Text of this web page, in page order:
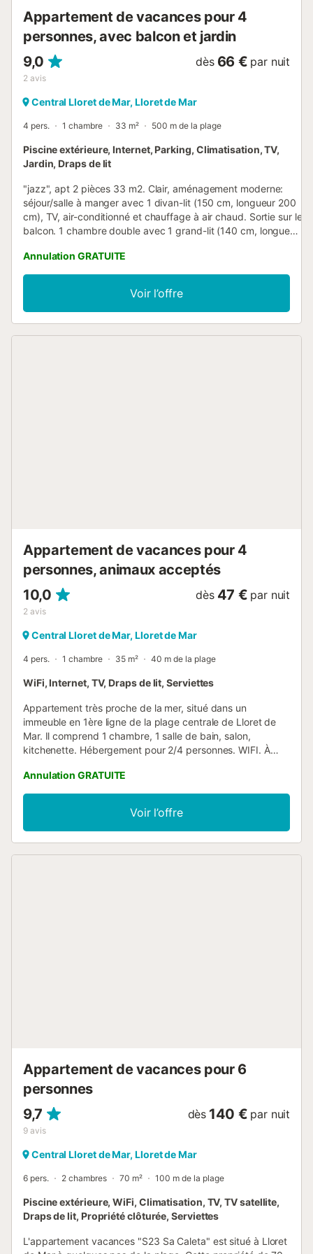
Appartement de vacances pour 4
personnes, avec balcon et jardin
9,0
2 avis
dès 66 € par nuit
Central Lloret de Mar, Lloret de Mar
4 pers. 1 chambre 33 m² 500 m de la plage
Piscine extérieure, Internet, Parking, Climatisation, TV,
Jardin, Draps de lit
"jazz", apt 2 pièces 33 m2. Clair, aménagement moderne:
séjour/salle à manger avec 1 divan-lit (150 cm, longueur 200
cm), TV, air-conditionné et chauffage à air chaud. Sortie sur le
balcon. 1 chambre double avec 1 grand-lit (140 cm, longueur
induction, grille-pain, bouilloire électrique, micro-ondes,
cafetière électrique, Capsules pour machine à café
(Nespresso)) avec table pour les repas, TV, air-conditionné et
chauffage à air chaud. Sortie sur le balcon. Bain/WC. Petit
balcon 3 m2, situation est. Mobilier de balcon. Vue sur la
Annulation GRATUITE
Voir l’offre
Appartement de vacances pour 4
personnes, animaux acceptés
10,0
2 avis
dès 47 € par nuit
Central Lloret de Mar, Lloret de Mar
4 pers. 1 chambre 35 m² 40 m de la plage
WiFi, Internet, TV, Draps de lit, Serviettes
Appartement très proche de la mer, situé dans un
immeuble en 1ère ligne de la plage centrale de Lloret de
Mar. Il comprend 1 chambre, 1 salle de bain, salon,
kitchenette. Hébergement pour 2/4 personnes. WIFI. À
Cuisine américaine: cuisinière électrique, micro-ondes,
réfrigérateur, couverts, casseroles et poêles. Salle de
bains: baignoire, WC, lavabo, miroir, machine à laver. Le
salon: canapé-lit, TV, table avec chaises. L'appartement
est situé en plein centre de la station balnéaire de Lloret de
Annulation GRATUITE
Voir l’offre
Appartement de vacances pour 6
personnes
9,7
9 avis
dès 140 € par nuit
Central Lloret de Mar, Lloret de Mar
6 pers. 2 chambres 70 m² 100 m de la plage
Piscine extérieure, WiFi, Climatisation, TV, TV satellite,
Draps de lit, Propriété clôturée, Serviettes
L'appartement vacances "S23 Sa Caleta" est situé à Lloret